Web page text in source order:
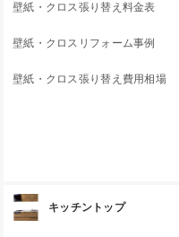
壁紙・クロス張り替え料金表
壁紙・クロスリフォーム事例
壁紙・クロス張り替え費用相場
キッチントップ